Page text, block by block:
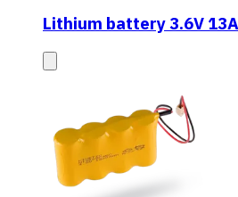
Lithium battery 3.6V